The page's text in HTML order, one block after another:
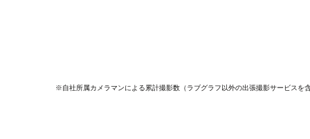
※自社所属カメラマンによる累計撮影数（ラブグラフ以外の出張撮影サービスを